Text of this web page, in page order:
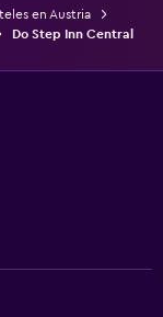
en Austria
Do Step Inn Central